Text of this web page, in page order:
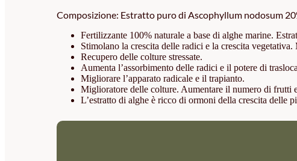
Composizione: Estratto puro di Ascophyllum nodosum
Fertilizzante 100% naturale a base di alghe marine.
Stimolano la crescita delle radici e la crescita
Recupero delle colture stressate.
Aumenta l’assorbimento delle radici e il potere di
Migliorare l’apparato radicale e il trapianto.
Miglioratore delle colture. Aumentare il numero di frutti
L’estratto di alghe è ricco di ormoni della crescita delle